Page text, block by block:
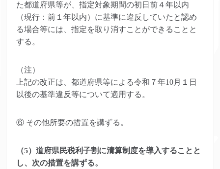
た都道府県等が、指定対象期間の初日前４年以内
（現行：前１年以内）に基準に違反していたと認め
る場合等には、指定を取り消すことができることと
する。
（注）
上記の改正は、都道府県等による令和７年10月１日
以後の基準違反等について適用する。
⑥ その他所要の措置を講ずる。
（5）道府県民税利子割に清算制度を導入することと
し、次の措置を講ずる。